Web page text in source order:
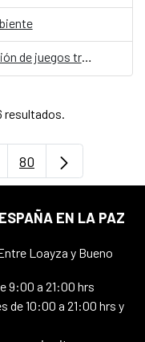
Taller teórico-práctico de fabricación de juegos tradicionales
resultados.
intermedias
Página
80
EN LA PAZ
Loayza y Bueno
9:00 a 21:00 hrs
de 10:00 a 21:00 hrs y